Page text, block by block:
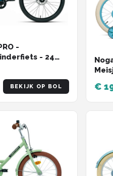
-
- 24
BEKIJK OP BOL €